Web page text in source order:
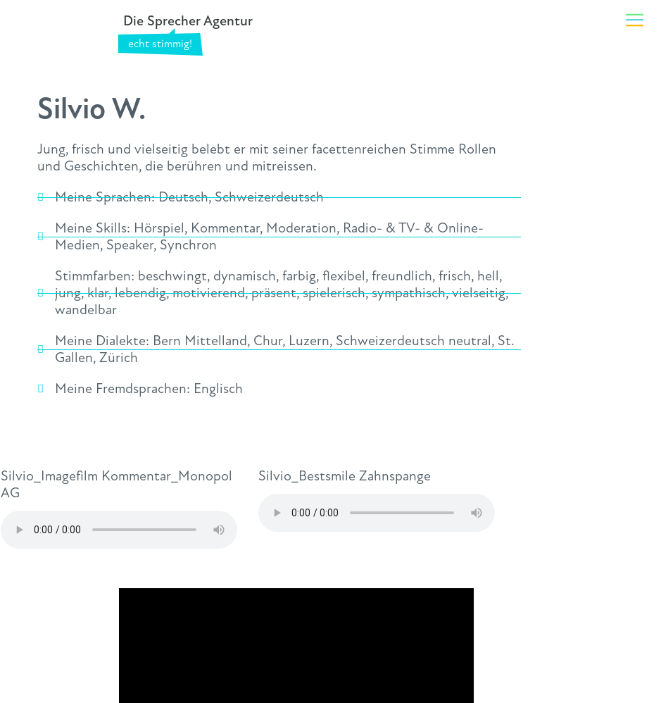
Die Sprecher Agentur
Silvio W.
Jung, frisch und vielseitig belebt er mit seiner facettenreichen Stimme Rollen
und Geschichten, die berühren und mitreissen.
Meine Sprachen:Deutsch,Schweizerdeutsch
Meine Skills: Hörspiel, Kommentar, Moderation, Radio- & TV- & Online-
Medien, Speaker, Synchron
Stimmfarben: beschwingt, dynamisch, farbig, flexibel, freundlich, frisch, hell,
jung,klar,lebendig,motivierend,präsent,spielerisch,sympathisch,vielseitig,
wandelbar
Meine Dialekte: Bern Mittelland, Chur, Luzern, Schweizerdeutsch neutral, St.
Gallen, Zürich
Meine Fremdsprachen: Englisch
Silvio_Imagefilm Kommentar_Monopol
AG
Silvio_Bestsmile Zahnspange